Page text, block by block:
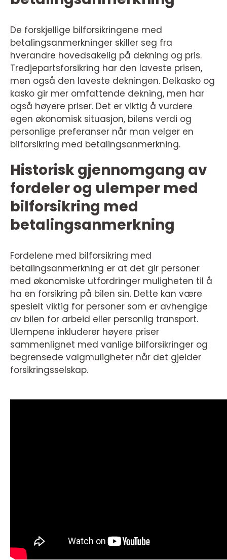
De forskjellige bilforsikringene med
betalingsanmerkninger skiller seg fra
hverandre hovedsakelig på dekning og pris.
Tredjepartsforsikring har den laveste prisen,
men også den laveste dekningen. Delkasko og
kasko gir mer omfattende dekning, men har
også høyere priser. Det er viktig å vurdere
egen økonomisk situasjon, bilens verdi og
personlige preferanser når man velger en
bilforsikring med betalingsanmerkning.
Historisk gjennomgang av
fordeler og ulemper med
bilforsikring med
betalingsanmerkning
Fordelene med bilforsikring med
betalingsanmerkning er at det gir personer
med økonomiske utfordringer muligheten til å
ha en forsikring på bilen sin. Dette kan være
spesielt viktig for personer som er avhengige
av bilen for arbeid eller personlig transport.
Ulempene inkluderer høyere priser
sammenlignet med vanlige bilforsikringer og
begrensede valgmuligheter når det gjelder
forsikringsselskap.